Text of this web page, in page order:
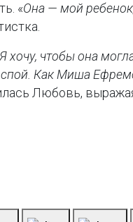
«Она — мой
Я хочу, чтобы она
спой. Как Миша
Любовь,